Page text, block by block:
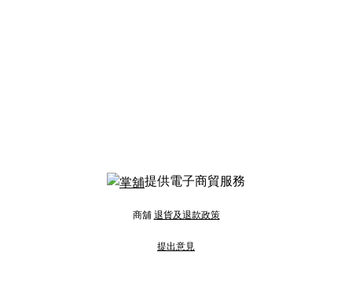
提供電子商貿服務
商舖退貨及退款政策
提出意見